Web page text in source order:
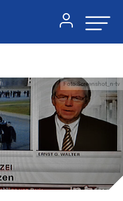
Foto:Screenshot_n-tv